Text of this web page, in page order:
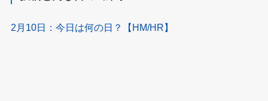
2月10日：今日は何の日？【HM/HR】